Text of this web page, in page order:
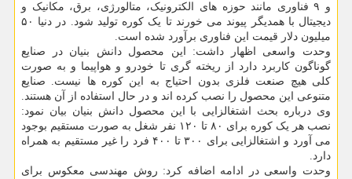
و ۹ فناوری مانند حوزه های الکترونیک، متالورژی، برق، مکانیک و
دیجیتال با همدیگر پیوند می خورند تا یک کوره تولید شود. در دنیا ۵۰
میلیون دلار قیمت این فناوری برآورد شده است.
وحدت واسعی اظهار داشت: این محصول دانش بنیان در صنایع
گوناگون کاربرد دارد از ریخته گری تا خودرو و هواپیما و به صورت
کلی هیچ صنعت فلزی بدون احتیاج به این کوره ها نیست. صنایع
متنوعی این محصول را نصب کرده اند و در حال استفاده از آن هستند.
وی درباره بحث اشتغالزایی با این محصول دانش بنیان بیان نمود:
نصب هر یک کوره برای ۸۰ تا ۱۲۰ نفر شغل به صورت مستقیم بوجود
می آورد و اشتغالزایی برای ۳۰۰ تا ۴۰۰ فرد را غیر مستقیم به همراه
دارد.
وحدت واسعی در ادامه اضافه کرد: روش مهندسی معکوس برای